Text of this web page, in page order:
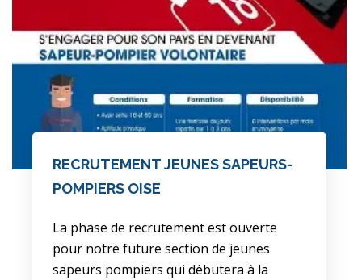
RECRUTEMENT JEUNES SAPEURS-
POMPIERS OISE
La phase de recrutement est ouverte
pour notre future section de jeunes
sapeurs pompiers qui débutera à la